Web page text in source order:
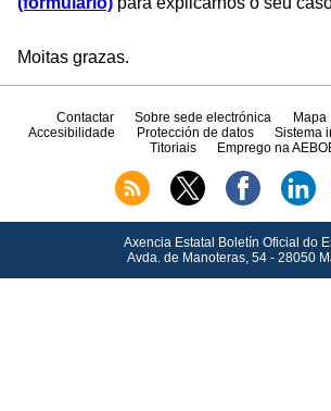
Moitas grazas.
Contactar Sobre sede electrónica Mapa
Accesibilidade
Protección de datos
Sistema
Titoriais
Emprego na
Axencia Estatal Boletín Oficial do
Avda.de Manoteras, 54 - 28050